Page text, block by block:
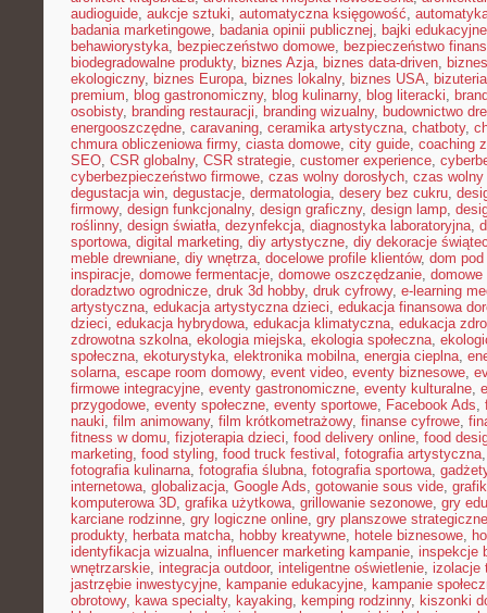
audioguide, aukcje sztuki, automatyczna księgowość,
badania marketingowe, badania opinii publicznej, bajki edukacyjne
behawiorystyka, bezpieczeństwo domowe, bezpieczeństwo
biodegradowalne produkty, biznes Azja, biznes data-driven,
ekologiczny, biznes Europa, biznes lokalny, biznes USA,
premium, blog gastronomiczny, blog kulinarny, blog literacki,
osobisty, branding restauracji, branding wizualny, budownictwo
energooszczędne, caravaning, ceramika artystyczna, chatboty,
chmura obliczeniowa firmy, ciasta domowe, city guide, coaching
SEO, CSR globalny, CSR strategie, customer experience,
cyberbezpieczeństwo firmowe, czas wolny dorosłych, czas
degustacja win, degustacje, dermatologia, desery bez cukru,
firmowy, design funkcjonalny, design graficzny, design lamp,
roślinny, design światła, dezynfekcja, diagnostyka laboratoryjna,
sportowa, digital marketing, diy artystyczne, diy dekoracje
meble drewniane, diy wnętrza, docelowe profile klientów, dom
inspiracje, domowe fermentacje, domowe oszczędzanie, domowe
doradztwo ogrodnicze, druk 3d hobby, druk cyfrowy, e-learning
artystyczna, edukacja artystyczna dzieci, edukacja finansowa
dzieci, edukacja hybrydowa, edukacja klimatyczna, edukacja
zdrowotna szkolna, ekologia miejska, ekologia społeczna,
społeczna, ekoturystyka, elektronika mobilna, energia cieplna,
solarna, escape room domowy, event video, eventy biznesowe,
firmowe integracyjne, eventy gastronomiczne, eventy kulturalne,
przygodowe, eventy społeczne, eventy sportowe, Facebook Ads,
nauki, film animowany, film krótkometrażowy, finanse cyfrowe,
fitness w domu, fizjoterapia dzieci, food delivery online, food
marketing, food styling, food truck festival , fotografia artystyczna
fotografia kulinarna, fotografia ślubna, fotografia sportowa,
internetowa, globalizacja, Google Ads, gotowanie sous vide,
komputerowa 3D, grafika użytkowa, grillowanie sezonowe, gry
karciane rodzinne, gry logiczne online, gry planszowe strategiczne
produkty, herbata matcha, hobby kreatywne, hotele biznesowe,
identyfikacja wizualna, influencer marketing kampanie, inspekcje
wnętrzarskie, integracja outdoor, inteligentne oświetlenie, izolacje
jastrzębie inwestycyjne, kampanie edukacyjne, kampanie
obrotowy, kawa specialty, kayaking, kemping rodzinny, kiszonki